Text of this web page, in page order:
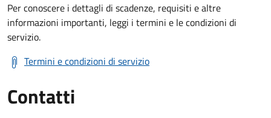
Per conoscere i dettagli di scadenze, requisiti e altre
informazioni importanti, leggi i termini e le condizioni di
servizio.
Termini e condizioni di servizio
Contatti